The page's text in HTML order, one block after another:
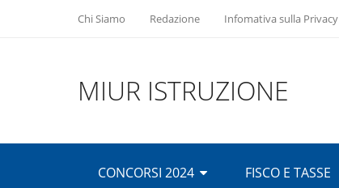
Chi Siamo Redazione Infomativa sulla Privacy
MIUR ISTRUZIONE
CONCORSI 2024 FISCO E TASSE